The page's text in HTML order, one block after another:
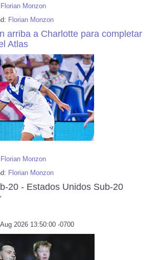
Florian Monzon
Florian Monzon
arriba a Charlotte para completar
Atlas
Florian Monzon
Florian Monzon
20 - Estados Unidos Sub-20
2026 13:50:00 -0700